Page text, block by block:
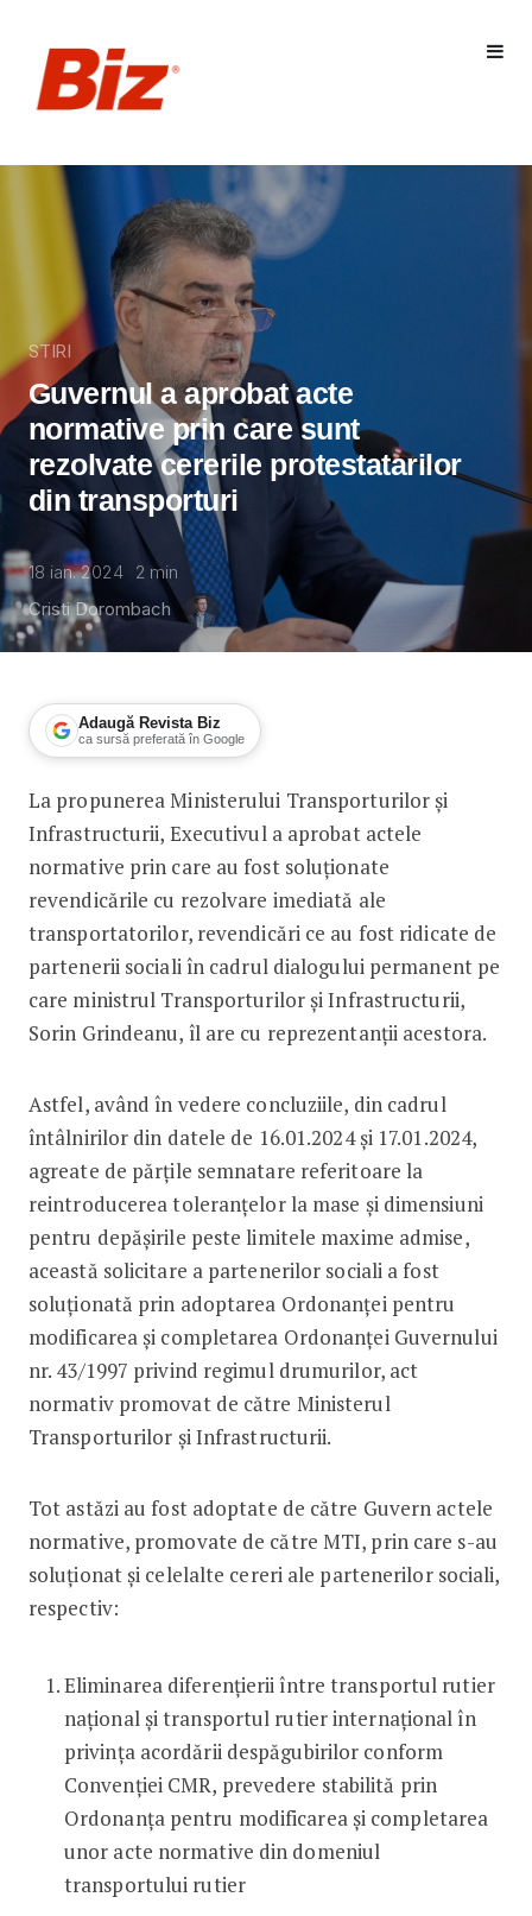
STIRI
Guvernul a aprobat acte
normative prin care sunt
rezolvate cererile protestatarilor
din transporturi
18 ian. 2024 2 min
Cristi Dorombach
Adaugă Revista Biz
ca sursă preferată în Google
Guvernul a aprobat acte normative
La propunerea Ministerului Transporturilor și
Infrastructurii, Executivul a aprobat actele
normative prin care au fost soluționate
revendicările cu rezolvare imediată ale
transportatorilor, revendicări ce au fost ridicate de
partenerii sociali în cadrul dialogului permanent pe
care ministrul Transporturilor și Infrastructurii,
Sorin Grindeanu, îl are cu reprezentanții acestora.
Astfel, având în vedere concluziile, din cadrul
întâlnirilor din datele de 16.01.2024 și 17.01.2024,
agreate de părțile semnatare referitoare la
reintroducerea toleranțelor la mase și dimensiuni
pentru depășirile peste limitele maxime admise,
această solicitare a partenerilor sociali a fost
soluționată prin adoptarea Ordonanței pentru
modificarea și completarea Ordonanței Guvernului
nr. 43/1997 privind regimul drumurilor, act
normativ promovat de către Ministerul
Transporturilor și Infrastructurii.
Tot astăzi au fost adoptate de către Guvern actele
normative, promovate de către MTI, prin care s-au
soluționat și celelalte cereri ale partenerilor sociali,
respectiv:
Eliminarea diferențierii între transportul rutier
național și transportul rutier internațional în
privința acordării despăgubirilor conform
Convenției CMR, prevedere stabilită prin
Ordonanța pentru modificarea și completarea
unor acte normative din domeniul
transportului rutier